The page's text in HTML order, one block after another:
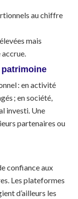
au chiffre
mais
: en activité
; en société,
investi. Une
partenaires ou
confiance aux
Les plateformes
d’ailleurs les